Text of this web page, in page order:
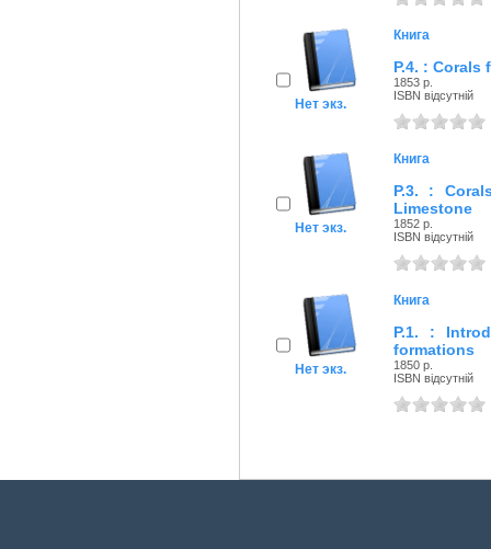
Нет экз.
Книга
P.4. : Corals
1853 р.
ISBN відсутній
Нет экз.
Книга
P.3. :
Limestone
1852 р.
ISBN відсутній
Нет экз.
Книга
P.1. :
formations
1850 р.
ISBN відсутній